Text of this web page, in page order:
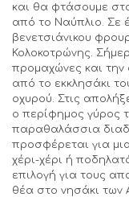
και θα φτάσουμε
από το Ναύπλιο. Σε
βενετσιάνικου
Κολοκοτρώνης.
προμαχώνες και
από το εκκλησάκι
οχυρού. Στις
ο περίφημος γύρος
παραθαλάσσια
προσφέρεται για
χέρι-χέρι ή
επιλογή για τους
θέα στο νησάκι των